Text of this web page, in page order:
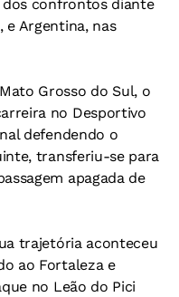
confrontos diante
e Argentina, nas
Grosso do Sul, o
no Desportivo
defendendo o
transferiu-se para
apagada de
trajetória aconteceu
ao Fortaleza e
no Leão do Pici